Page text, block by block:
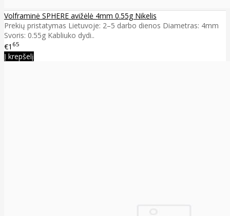
Volframinė SPHERE avižėlė 4mm 0.55g Nikelis
Prekių pristatymas Lietuvoje: 2–5 darbo dienos Diametras: 4mm
Svoris: 0.55g Kabliuko dydi..
€1 65
Į krepšelį